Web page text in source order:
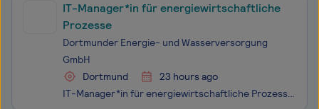
IT-Manager*in für energiewirt­schaft­liche
Prozesse
Dortmunder Energie- und Wasserversorgung
GmbH
Dortmund
23 hours ago
IT-Manager*in für energiewirtschaftliche Prozesse Wir stehen als modernes Energieversorgungsunternehmen mit rund 1.000 Mitarbeiterinnen und Mitarbeitern für die optimale Kombination aus zukunftsweisenden Dienstleistungen und dem Know-how eines lokalen Energieversorgers. Ob Strom, Erdgas, Wärme oder